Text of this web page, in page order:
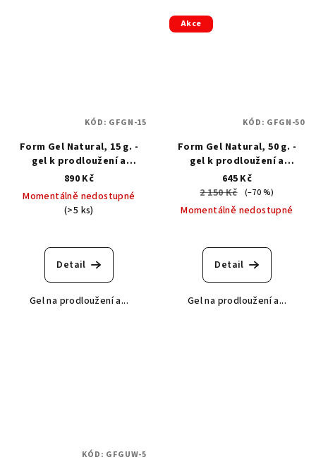
Form Gel Natural, 15 g. -
gel k prodloužení a
obnovení volného okraje
890 Kč
Momentálně nedostupné
(>5 ks)
Detail
Gel na prodloužení a...
KÓD: GFGN-15
Akce
Form Gel Natural, 50 g. -
gel k prodloužení a
obnovení volného okraje
645 Kč
2 150 Kč
(–70 %)
Momentálně nedostupné
Detail
Gel na prodloužení a...
KÓD: GFGN-50
KÓD: GFGUW-5